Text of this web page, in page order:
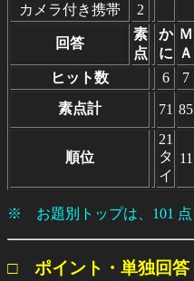
カメラ付き携帯
2
回答
素
点
か
に
Ｍ
Ａ
ヒット数
6 7
素点計
71 85
順位
21
タ
イ
11
※ お題別トップは、101 点
□ ポイント・単独回答